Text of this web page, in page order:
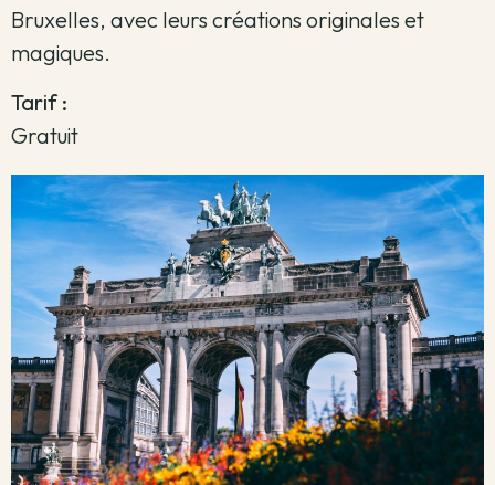
Bruxelles, avec leurs créations originales et
magiques.
Tarif :
Gratuit